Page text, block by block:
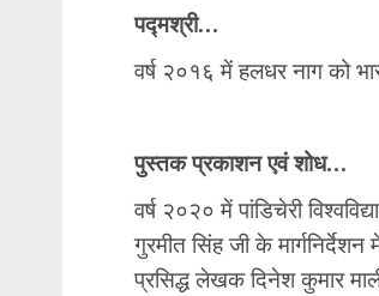
पद्मश्री…
वर्ष २०१६ में हलधर नाग को
पुस्तक प्रकाशन एवं शोध…
वर्ष २०२० में पांडिचेरी
गुरमीत सिंह जी के
प्रसिद्ध लेखक दिनेश कुमार